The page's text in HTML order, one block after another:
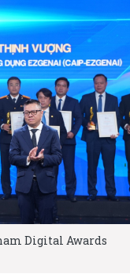
Digital Awards